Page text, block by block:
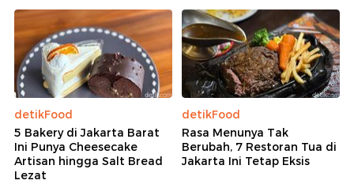
detikFood
5 Bakery di Jakarta Barat
Ini Punya Cheesecake
Artisan hingga Salt Bread
Lezat
detikFood
Rasa Menunya Tak
Berubah, 7 Restoran Tua di
Jakarta Ini Tetap Eksis